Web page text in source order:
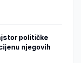
političke
njegovih